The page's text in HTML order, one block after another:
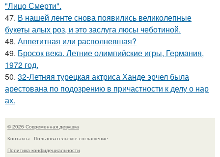
"Лицо Смерти".
47. В нашей ленте снова появились великолепные
букеты алых роз, и это заслуга люсы чеботиной.
48. Аппетитная или располневшая?
49. Бросок века. Летние олимпийские игры, Германия,
1972 год.
50. 32-Летняя турецкая актриса Ханде эрчел была
арестована по подозрению в причастности к делу о нар
ах.
© 2026 Современная девушка
Контакты
Пользовательское соглашение
Политика конфидециальности